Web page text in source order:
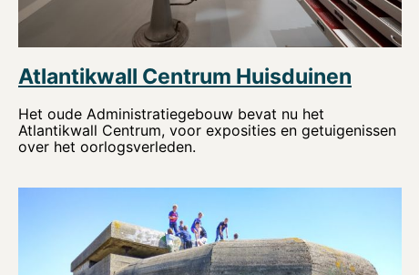
Atlantikwall Centrum Huisduinen
Het oude Administratiegebouw bevat nu het
Atlantikwall Centrum, voor exposities en getuigenissen
over het oorlogsverleden.